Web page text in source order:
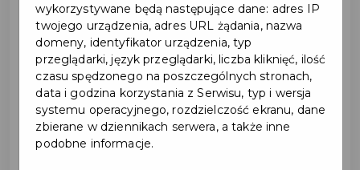
wykorzystywane będą następujące dane: adres IP
twojego urządzenia, adres URL żądania, nazwa
domeny, identyfikator urządzenia, typ
przeglądarki, język przeglądarki, liczba kliknięć, ilość
czasu spędzonego na poszczególnych stronach,
data i godzina korzystania z Serwisu, typ i wersja
systemu operacyjnego, rozdzielczość ekranu, dane
zbierane w dziennikach serwera, a także inne
podobne informacje.